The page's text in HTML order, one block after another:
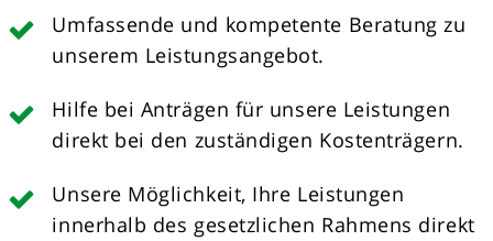
Umfassende und kompetente Beratung zu
unserem Leistungsangebot.
Hilfe bei Anträgen für unsere Leistungen
direkt bei den zuständigen Kostenträgern.
Unsere Möglichkeit, Ihre Leistungen
innerhalb des gesetzlichen Rahmens direkt